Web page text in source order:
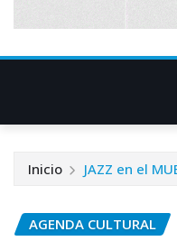
Inicio JAZZ en el
AGENDA CULTURAL